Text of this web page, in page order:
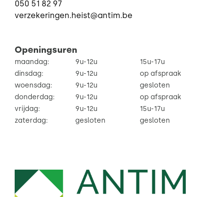
050 51 82 97
verzekeringen.heist@antim.be
Openingsuren
maandag: 9u-12u
15u-17u
dinsdag:
9u-12u
op afspraak
woensdag:
9u-12u
gesloten
donderdag:
9u-12u
op afspraak
vrijdag:
9u-12u
15u-17u
zaterdag:
gesloten gesloten